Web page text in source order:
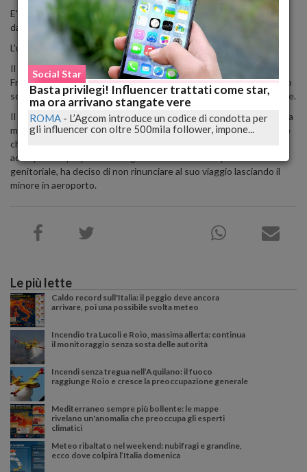
E' quanto ha fatto un professionista di Catania in partenza
dall'aeroporto del capoluogo etneo.
L'uomo è ora indagato per abbandono di minori.
Il ragazzino è stato preso in consegna dagli agenti della Polizia di
Frontiera, chiamati da un'assistente addetta al gate partenze dello
scalo, che hanno informato subito l'autorità giudiziaria competente.
Il minore è stato accudito e tranquillizzato in attesa dell'arrivo della
madre; gli agenti hanno poi appreso che i genitori erano separati e
che il padre, avendo in quel periodo in consegna il figlio, anziché
adempiere ai propri doveri legati all'esercizio della potestà
genitoriale, ha deciso di non rinunciare al suo viaggio lasciando il
minore in aeroporto.
Le più lette
Caldo record sull'Italia: il peggio deve ancora
arrivare, poi una possibile svolta meteo
Incendio tra Lucoli e Roio, massima allerta: continua
il monitoraggio senza sosta delle autorità
Incendi senza tregua nell’Aquilano: il fuoco
raggiunge Roio e cresce la preoccupazione generale
Mediterraneo sempre più bollente: le mappe
rivelano un'anomalia che preoccupa gli esperti
climatici
Meteo ribaltato nel weekend: nubifragi e grandine,
ecco dove colpirà l’Italia domenica
Social Star
Basta privilegi! Influencer trattati come star,
ma ora arrivano stangate vere
ROMA - L’Agcom introduce un codice di condotta per
gli influencer con oltre 500mila follower, impone...